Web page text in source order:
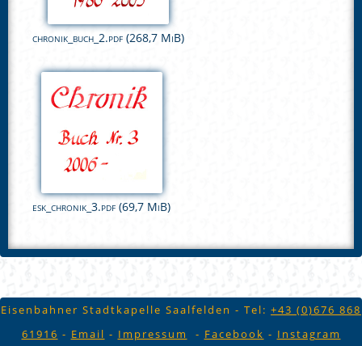
chronik_buch_2.pdf (268,7 MiB)
esk_chronik_3.pdf (69,7 MiB)
Eisenbahner Stadtkapelle Saalfelden - Tel: +43 (0)676 868
61916 - Email - Impressum - Facebook - Instagram